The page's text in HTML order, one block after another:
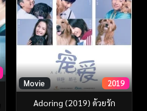
Movie 2019
Adoring (2019) ด้วยรัก